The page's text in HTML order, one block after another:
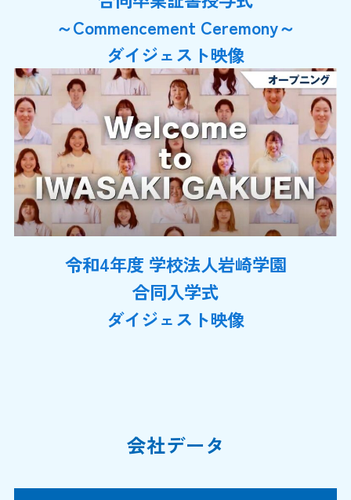
～Commencement Ceremony～
ダイジェスト映像
令和4年度 学校法人岩崎学園
合同入学式
ダイジェスト映像
会社データ